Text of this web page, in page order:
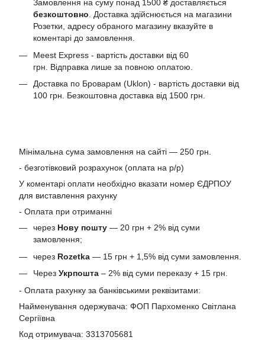
Замовлення на суму понад 1500 ₴ доставляється
безкоштовно . Доставка здійснюється на магазини
Розетки, адресу обраного магазину вказуйте в
коментарі до замовлення.
Meest Express - вартість доставки від 60
грн. Відправка лише за повною оплатою.
Доставка по Броварам (Uklon) - вартість доставки від
100 грн. Безкоштовна доставка від 1500 грн.
Мінімальна сума замовлення на сайті — 250 грн.
- безготівковий розрахунок (оплата на р/р)
У коментарі оплати необхідно вказати номер ЄДРПОУ
для виставлення рахунку
- Оплата при отриманні
через Нову пошту — 20 грн + 2% від суми
замовлення;
через Rozetka — 15 грн + 1,5% від суми замовлення.
Через Укрпошта – 2% від суми переказу + 15 грн.
- Оплата рахунку за банківськими реквізитами:
Найменування одержувача: ФОП Пархоменко Світлана
Сергіївна
Код отримувача: 3313705681